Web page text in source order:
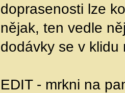
doprasenosti lze
nějak, ten vedle
dodávky se v klidu
EDIT - mrkni na